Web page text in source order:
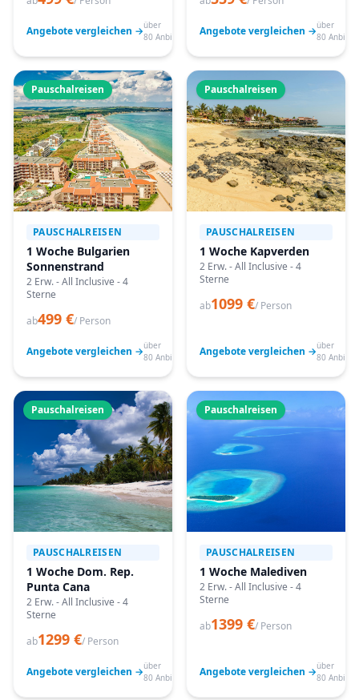
Angebote vergleichen →über
80 Anbieter
Angebote vergleichen →über
80
Pauschalreisen
PAUSCHALREISEN
1 Woche Bulgarien
Sonnenstrand
2 Erw. - All Inclusive - 4
Sterne
ab499 €/ Person
Angebote vergleichen →über
80 Anbieter
Pauschalreisen
PAUSCHALREISEN
1 Woche Kapverden
2 Erw. - All Inclusive - 4
Sterne
ab1099 €/ Person
Angebote vergleichen →über
80
Pauschalreisen
PAUSCHALREISEN
1 Woche Dom. Rep.
Punta Cana
2 Erw. - All Inclusive - 4
Sterne
ab1299 €/ Person
Angebote vergleichen →über
80 Anbieter
Pauschalreisen
PAUSCHALREISEN
1 Woche Malediven
2 Erw. - All Inclusive - 4
Sterne
ab1399 €/ Person
Angebote vergleichen →über
80